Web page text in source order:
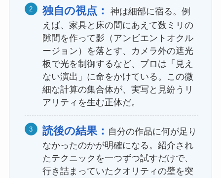
独自の視点：
神は細部に宿る。例
えば、家具と床の間にあえて数ミリの
隙間を作って影（アンビエントオクル
ージョン）を落とす、カメラ外の遮光
板で光を制御するなど、プロは「見え
ない演出」に命をかけている。この微
細な計算の集合体が、実写と見紛うリ
アリティを生む正体だ。
読後の結果： 自分の作品に何が足り
なかったのかが明確になる。紹介され
たテクニックを一つずつ試すだけで、
行き詰まっていたクオリティの壁を突